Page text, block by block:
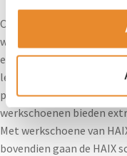
Ook is de HAIX Connexis
werkschoen heeft een
en een nano carbon
leest zijn alle
perfecte pasvorm. Dit
werkschoenen bieden
Met werkschoene van
bovendien gaan de HAIX